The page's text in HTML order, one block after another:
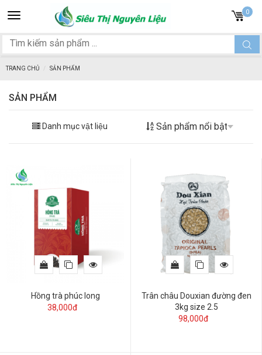
Toggle
navigation
0
TRANG CHỦ SẢN PHẨM
SẢN PHẨM
Danh mục vật liệu
Hồng trà phúc long
38,000đ
Trân châu Douxian đường đen
3kg size 2.5
98,000đ